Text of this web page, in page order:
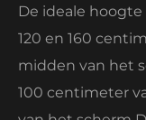
De ideale
120 en 160
midden van het
100 centimeter